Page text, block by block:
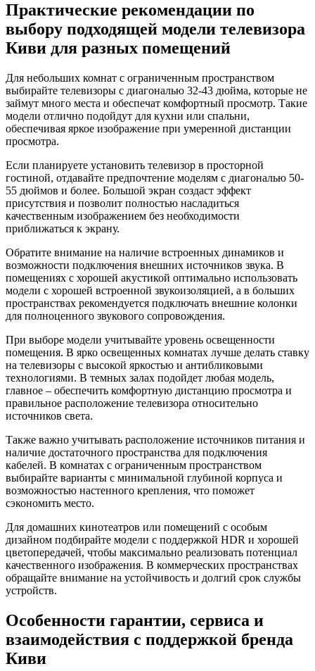
Практические рекомендации по
выбору подходящей модели телевизора
Киви для разных помещений
Для небольших комнат с ограниченным пространством
выбирайте телевизоры с диагональю 32-43 дюйма, которые не
займут много места и обеспечат комфортный просмотр. Такие
модели отлично подойдут для кухни или спальни,
обеспечивая яркое изображение при умеренной дистанции
просмотра.
Если планируете установить телевизор в просторной
гостиной, отдавайте предпочтение моделям с диагональю 50-
55 дюймов и более. Большой экран создаст эффект
присутствия и позволит полностью насладиться
качественным изображением без необходимости
приближаться к экрану.
Обратите внимание на наличие встроенных динамиков и
возможности подключения внешних источников звука. В
помещениях с хорошей акустикой оптимально использовать
модели с хорошей встроенной звукоизоляцией, а в больших
пространствах рекомендуется подключать внешние колонки
для полноценного звукового сопровождения.
При выборе модели учитывайте уровень освещенности
помещения. В ярко освещенных комнатах лучше делать ставку
на телевизоры с высокой яркостью и антибликовыми
технологиями. В темных залах подойдет любая модель,
главное – обеспечить комфортную дистанцию просмотра и
правильное расположение телевизора относительно
источников света.
Также важно учитывать расположение источников питания и
наличие достаточного пространства для подключения
кабелей. В комнатах с ограниченным пространством
выбирайте варианты с минимальной глубиной корпуса и
возможностью настенного крепления, что поможет
сэкономить место.
Для домашних кинотеатров или помещений с особым
дизайном подбирайте модели с поддержкой HDR и хорошей
цветопередачей, чтобы максимально реализовать потенциал
качественного изображения. В коммерческих пространствах
обращайте внимание на устойчивость и долгий срок службы
устройств.
Особенности гарантии, сервиса и
взаимодействия с поддержкой бренда
Киви